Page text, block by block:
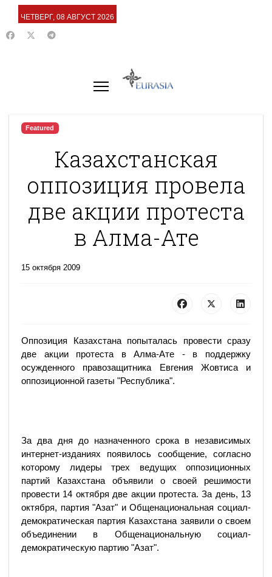
ЧЕТВЕРГ, 08 АВГУСТ 2026
Featured
Казахстанская
оппозиция провела
две акции протеста
в Алма-Ате
15 октября 2009
Оппозиция Казахстана попыталась провести сразу
две акции протеста в Алма-Ате - в поддержку
осужденного правозащитника Евгения Жовтиса и
оппозиционной газеты "Республика".
За два дня до назначенного срока в независимых
интернет-изданиях появилось сообщение, согласно
которому лидеры трех ведущих оппозиционных
партий Казахстана объявили о своей решимости
провести 14 октября две акции протеста. За день, 13
октября, партия "Азат" и Общенациональная социал-
демократическая партия Казахстана заявили о своем
объединении в Общенациональную социал-
демократическую партию "Азат".